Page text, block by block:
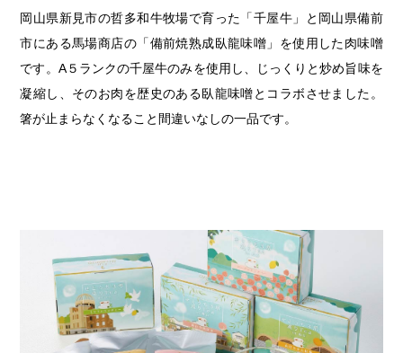
岡山県新見市の哲多和牛牧場で育った「千屋牛」と岡山県備前
市にある馬場商店の「備前焼熟成臥龍味噌」を使用した肉味噌
です。A５ランクの千屋牛のみを使用し、じっくりと炒め旨味を
凝縮し、そのお肉を歴史のある臥龍味噌とコラボさせました。
箸が止まらなくなること間違いなしの一品です。